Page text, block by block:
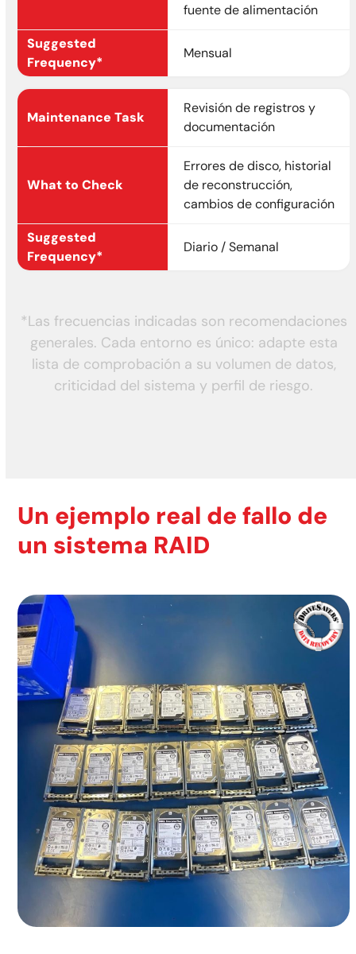
fuente de alimentación
Mensual
Revisión de registros y
documentación
Errores de disco, historial
de reconstrucción,
cambios de configuración
Diario / Semanal
*Las frecuencias indicadas son recomendaciones
generales. Cada entorno es único: adapte esta
lista de comprobación a su volumen de datos,
criticidad del sistema y perfil de riesgo.
Un ejemplo real de fallo de
un sistema RAID